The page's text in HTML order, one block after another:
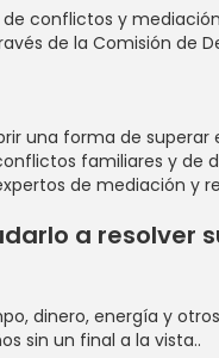
de conflictos y
de la Comisión de
una forma de
familiares y de
de mediación y
a resolver
dinero, energía y
sin un final a la vista..